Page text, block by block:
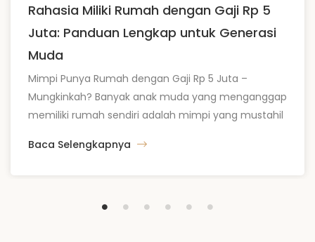
Rahasia Miliki Rumah dengan Gaji Rp 5
Juta: Panduan Lengkap untuk Generasi
Muda
Mimpi Punya Rumah dengan Gaji Rp 5 Juta –
Mungkinkah? Banyak anak muda yang menganggap
memiliki rumah sendiri adalah mimpi yang mustahil
Faktanya, di tahun 2025, dengan perencanaan yang
pada besarnya penghasilan, […]
Baca Selengkapnya